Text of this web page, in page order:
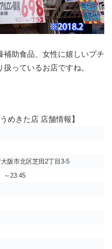
助食品、女性に嬉しいプチ
っているお店ですね。
めきた店 店舗情報】
阪市北区芝田2丁目3-5
～23:45